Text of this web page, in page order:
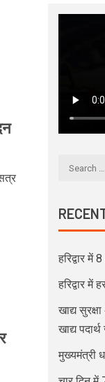
हरिद्वार में
हरिद्वार में
खाद्य
खाद्य
मुख्यमंत्री